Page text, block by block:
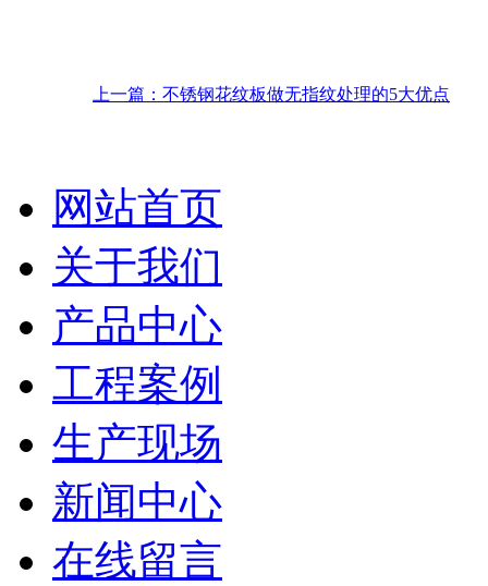
上一篇：不锈钢花纹板做无指纹处理的5大优点
网站首页
关于我们
产品中心
工程案例
生产现场
新闻中心
在线留言